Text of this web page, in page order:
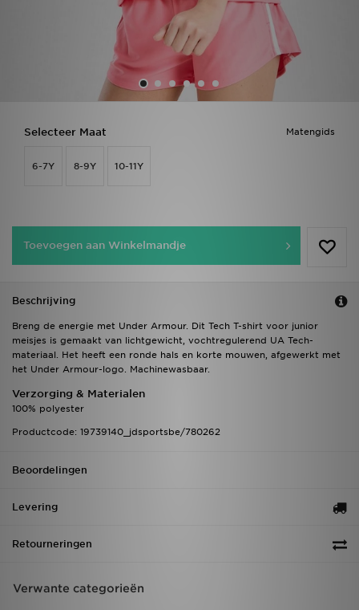
Matengids
Selecteer Maat
6-7Y 8-9Y 10-11Y
Toevoegen aan Winkelmandje
Beschrijving
Breng de energie met Under Armour. Dit Tech T-shirt voor junior
meisjes is gemaakt van lichtgewicht, vochtregulerend UA Tech-
materiaal. Het heeft een ronde hals en korte mouwen, afgewerkt met
het Under Armour-logo. Machinewasbaar.
Verzorging & Materialen
100% polyester
Productcode: 19739140_jdsportsbe/780262
Beoordelingen
Levering
Retourneringen
Verwante categorieën
Download de app